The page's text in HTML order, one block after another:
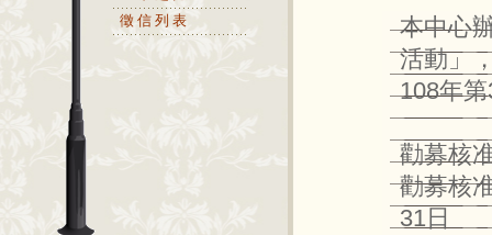
徵信列表
本中心
活動」
108年
勸募核
勸募核
31日